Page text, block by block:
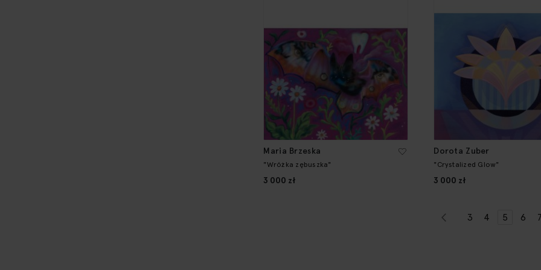
Maria Brzeska
"Wróżka zębuszka"
3 000 zł
Dorota Zuber
"Crystalized Glow"
3 000 zł
StronaStrona
Poprzednie
Strona
3 Strona
4 5 6 7